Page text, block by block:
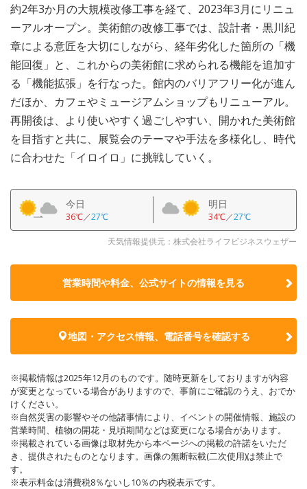
約2年3か月の大規模改修工事を経て、2023年3月にリニュ
ーアルオープン。美術館の改修工事では、設計者・黒川紀
章による意匠を大切にしながら、経年劣化した箇所の「機
能回復」と、これからの美術館に求められる機能を追加す
る「機能拡張」を行なった。館内のバリアフリー化が進ん
だほか、カフェやミュージアムショップもリニューアル。
再開後は、より使いやすく過ごしやすい、開かれた美術館
を目指すと共に、展覧会のテーマや手法を多様化し、時代
に合わせた「イロイロ」に挑戦していく。
今日
36℃／27℃
明日
34℃／27℃
天気情報提供元：株式会社ライフビジネスウェザー
営業時間や料金、公式サイトの情報を見る
地図・アクセス情報、電話番号を確認する
※掲載情報は2025年12月のものです。随時更新をしておりますが内容
が変更となっている場合がありますので、事前にご確認のうえ、おでか
けください。
※自然災害の影響やその他諸事情により、イベントの開催情報、施設の
営業時間、植物の開花・見頃期間などは変更になる場合があります。
※掲載されている画像は取材先から本ページへの掲載の許諾をいただ
き、提供されたものとなります。画像の無断転載(二次使用)は禁止で
す。
※表示料金は消費税8％ないし10％の内税表示です。